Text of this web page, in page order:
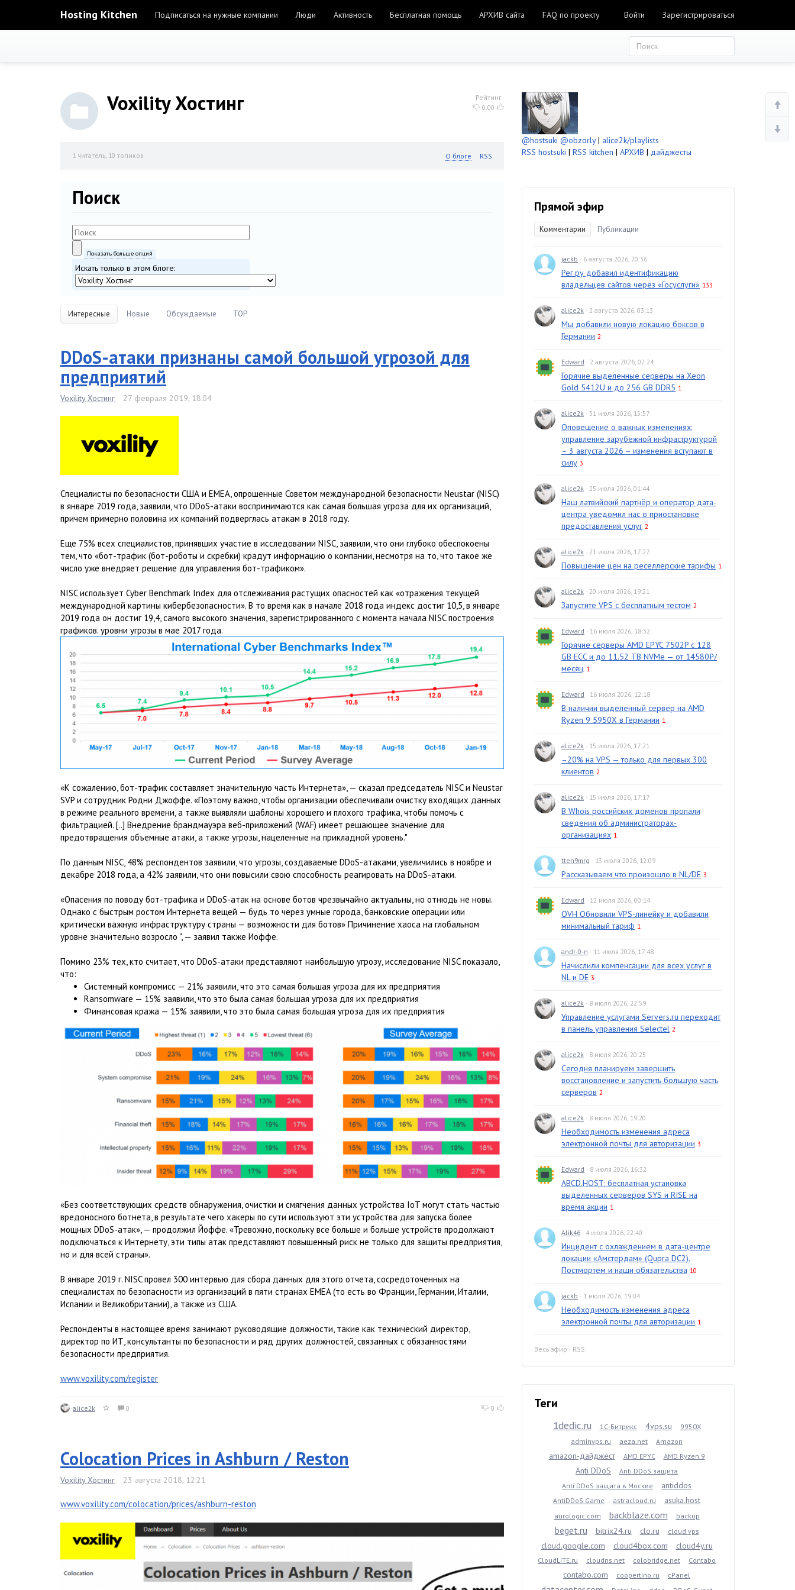
Hosting Kitchen Подписаться на нужные компании Люди Активность Бесплатная помощь АРХИВ сайта FAQ по проекту Войти Зарегистрироваться
Рейтинг
0.00
Voxility Хостинг
1 читатель, 10 топиков О блоге RSS
Поиск
Показать больше опций
Искать только в этом блоге:
Интересные Новые Обсуждаемые TOP
DDoS-атаки признаны самой большой угрозой для
предприятий
Voxility Хостинг 27 февраля 2019, 18:04
Специалисты по безопасности США и EMEA, опрошенные Советом международной безопасности Neustar (NISC)
в январе 2019 года, заявили, что DDoS-атаки воспринимаются как самая большая угроза для их организаций,
причем примерно половина их компаний подверглась атакам в 2018 году.
Еще 75% всех специалистов, принявших участие в исследовании NISC, заявили, что они глубоко обеспокоены
тем, что «бот-трафик (бот-роботы и скребки) крадут информацию о компании, несмотря на то, что такое же
число уже внедряет решение для управления бот-трафиком».
NISC использует Cyber Benchmark Index для отслеживания растущих опасностей как «отражения текущей
международной картины кибербезопасности». В то время как в начале 2018 года индекс достиг 10,5, в январе
2019 года он достиг 19,4, самого высокого значения, зарегистрированного с момента начала NISC построения
графиков. уровни угрозы в мае 2017 года.
«К сожалению, бот-трафик составляет значительную часть Интернета», — сказал председатель NISC и Neustar
SVP и сотрудник Родни Джоффе. «Поэтому важно, чтобы организации обеспечивали очистку входящих данных
в режиме реального времени, а также выявляли шаблоны хорошего и плохого трафика, чтобы помочь с
фильтрацией. [..] Внедрение брандмауэра веб-приложений (WAF) имеет решающее значение для
предотвращения объемные атаки, а также угрозы, нацеленные на прикладной уровень."
По данным NISC, 48% респондентов заявили, что угрозы, создаваемые DDoS-атаками, увеличились в ноябре и
декабре 2018 года, а 42% заявили, что они повысили свою способность реагировать на DDoS-атаки.
«Опасения по поводу бот-трафика и DDoS-атак на основе ботов чрезвычайно актуальны, но отнюдь не новы.
Однако с быстрым ростом Интернета вещей — будь то через умные города, банковские операции или
критически важную инфраструктуру страны — возможности для ботов» Причинение хаоса на глобальном
уровне значительно возросло ", — заявил также Иоффе.
Помимо 23% тех, кто считает, что DDoS-атаки представляют наибольшую угрозу, исследование NISC показало,
что:
Системный компромисс — 21% заявили, что это самая большая угроза для их предприятия
Ransomware — 15% заявили, что это была самая большая угроза для их предприятия
Финансовая кража — 15% заявили, что это была самая большая угроза для их предприятия
«Без соответствующих средств обнаружения, очистки и смягчения данных устройства IoT могут стать частью
вредоносного ботнета, в результате чего хакеры по сути используют эти устройства для запуска более
мощных DDoS-атак», — продолжил Йоффе. «Тревожно, поскольку все больше и больше устройств продолжают
подключаться к Интернету, эти типы атак представляют повышенный риск не только для защиты предприятия,
но и для всей страны».
В январе 2019 г. NISC провел 300 интервью для сбора данных для этого отчета, сосредоточенных на
специалистах по безопасности из организаций в пяти странах EMEA (то есть во Франции, Германии, Италии,
Испании и Великобритании), а также из США.
Респонденты в настоящее время занимают руководящие должности, такие как технический директор,
директор по ИТ, консультанты по безопасности и ряд других должностей, связанных с обязанностями
безопасности предприятия.
www.voxility.com/register
alice2k 0 0
Colocation Prices in Ashburn / Reston
Voxility Хостинг 23 августа 2018, 12:21
www.voxility.com/colocation/prices/ashburn-reston
@hostsuki @obzorly| alice2k/playlists
RSS hostsuki | RSS kitchen | АРХИВ | дайджесты
Прямой эфир
Комментарии Публикации
jackb · 6 августа 2026, 20:36
Рег.ру добавил идентификацию
владельцев сайтов через «Госуслуги» 133
alice2k · 2 августа 2026, 03:13
Мы добавили новую локацию боксов в
Германии 2
Edward · 2 августа 2026, 02:24
Горячие выделенные серверы на Xeon
Gold 5412U и до 256 GB DDR5 1
alice2k · 31 июля 2026, 15:57
Оповещение о важных изменениях:
управление зарубежной инфраструктурой
– 3 августа 2026 – изменения вступают в
силу 3
alice2k · 25 июля 2026, 01:44
Наш латвийский партнёр и оператор дата-
центра уведомил нас о приостановке
предоставления услуг 2
alice2k · 21 июля 2026, 17:27
Повышение цен на реселлерские тарифы 1
alice2k · 20 июля 2026, 19:21
Запустите VPS с бесплатным тестом 2
Edward · 16 июля 2026, 18:32
Горячие серверы AMD EPYC 7502P с 128
GB ECC и до 11.52 TB NVMe — от 14580₽/
месяц 1
Edward · 16 июля 2026, 12:18
В наличии выделенный сервер на AMD
Ryzen 9 5950X в Германии 1
alice2k · 15 июля 2026, 17:21
–20% на VPS — только для первых 300
клиентов 2
alice2k · 15 июля 2026, 17:17
В Whois российских доменов пропали
сведения об администраторах-
организациях 1
tten9mrg · 13 июля 2026, 12:09
Рассказываем что произошло в NL/DE 3
Edward · 12 июля 2026, 00:14
OVH Обновили VPS-линейку и добавили
минимальный тариф 1
andr-0-n · 11 июля 2026, 17:48
Начислили компенсации для всех услуг в
NL и DE 3
alice2k · 8 июля 2026, 22:59
Управление услугами Servers.ru переходит
в панель управления Selectel 2
alice2k · 8 июля 2026, 20:25
Сегодня планируем завершить
восстановление и запустить большую часть
серверов 2
alice2k · 8 июля 2026, 19:20
Необходимость изменения адреса
электронной почты для авторизации 3
Edward · 8 июля 2026, 16:32
ABCD.HOST: бесплатная установка
выделенных серверов SYS и RISE на
время акции 1
Alik46 · 4 июля 2026, 22:40
Инцидент с охлаждением в дата-центре
локации «Амстердам» (Qupra DC2).
Постмортем и наши обязательства 10
jackb · 1 июля 2026, 19:04
Необходимость изменения адреса
электронной почты для авторизации 1
Весь эфир · RSS
Теги
1dedic.ru 1С-Битрикс 4vps.su
9950X
adminvps.ru
aeza.net Amazon
amazon-дайджест AMD EPYC AMD Ryzen 9
Anti DDoS
Anti DDoS защита
Anti DDoS защита в Москве
antiddos
AntiDDoS Game astracloud.ru asuka.host
aurologic.com backblaze.com backup
beget.ru bitrix24.ru clo.ru cloud vps
cloud.google.com cloud4box.com cloud4y.ru
CloudLITE.ru cloudns.net colobridge.net Contabo
contabo.com coopertino.ru cPanel